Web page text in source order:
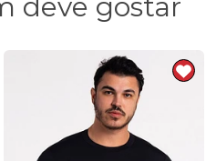
deve gostar